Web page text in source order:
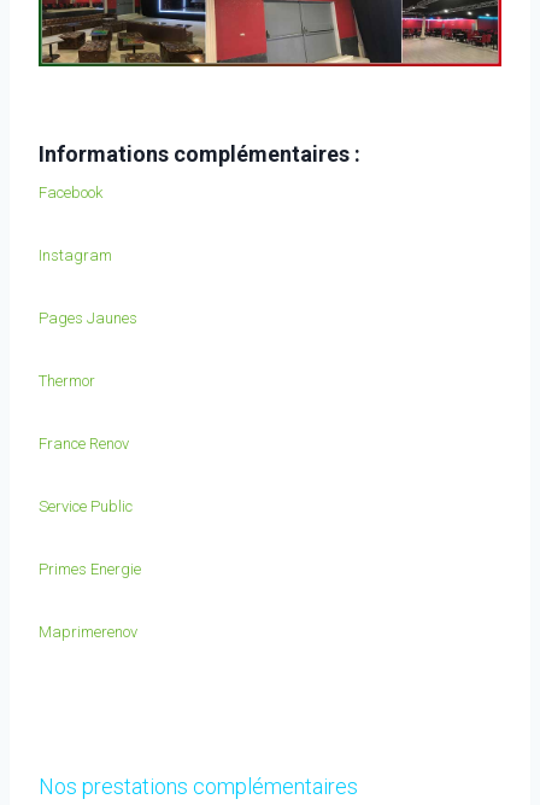
Informations complémentaires :
Facebook
Instagram
Pages Jaunes
Thermor
France Renov
Service Public
Primes Energie
Maprimerenov
Nos prestations complémentaires